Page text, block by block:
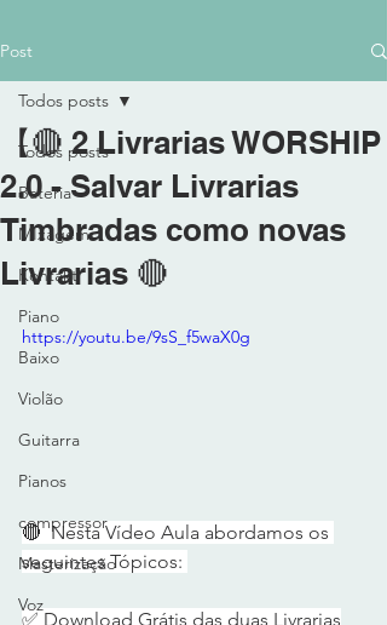
Post
Todos posts
Bateria
MIxagem
Kontakt
Piano
Baixo
Violão
Guitarra
Pianos
compressor
Masterização
Voz
Todos posts
【🔴 2 Livrarias WORSHIP
2.0 - Salvar Livrarias
Timbradas como novas
Livrarias 🔴
https://youtu.be/9sS_f5waX0g
🔴  Nesta Vídeo Aula abordamos os
seguintes Tópicos:
✅ Download Grátis das duas Livrarias